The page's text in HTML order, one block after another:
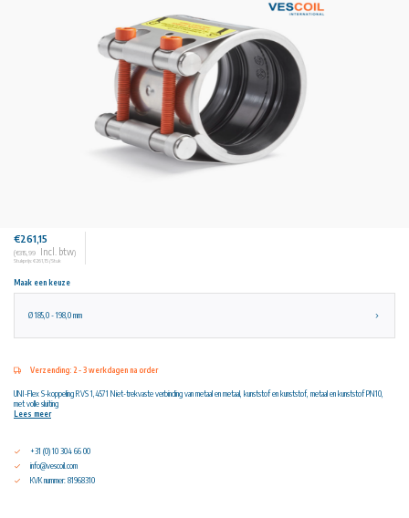
€261,15
(€315,99 Incl. btw)
Stukprijs: €261,15 / Stuk
Maak een keuze
Ø 185,0 - 198,0 mm
Verzending: 2 - 3 werkdagen na order
UNI-Flex S-koppeling RVS 1,4571 Niet-trekvaste verbinding van metaal en metaal, kunststof en kunststof, metaal en kunststof PN10,
met volle sluiting
Lees meer
+31 (0) 10 304 66 00
info@vescoil.com
KVK nummer: 81968310